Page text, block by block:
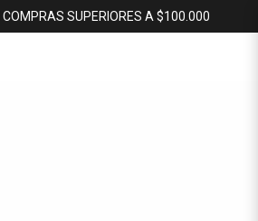
COMPRAS SUPERIORES A $100.000